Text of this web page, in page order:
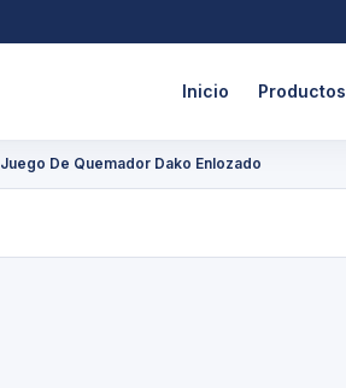
Inicio Productos
Juego De Quemador Dako Enlozado